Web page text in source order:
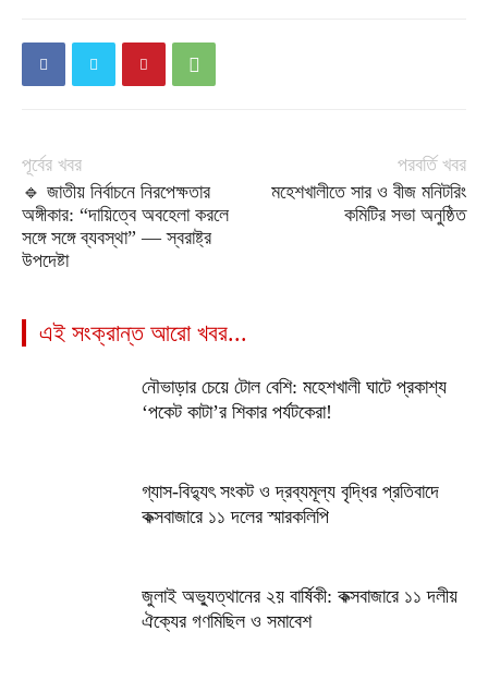
পূর্বের খবর
🔹 জাতীয় নির্বাচনে নিরপেক্ষতার
অঙ্গীকার: “দায়িত্বে অবহেলা করলে
সঙ্গে সঙ্গে ব্যবস্থা” — স্বরাষ্ট্র
উপদেষ্টা
পরবর্তি খবর
মহেশখালীতে সার ও বীজ মনিটরিং
কমিটির সভা অনুষ্ঠিত
এই সংক্রান্ত আরো খবর...
নৌভাড়ার চেয়ে টোল বেশি: মহেশখালী ঘাটে প্রকাশ্য
‘পকেট কাটা’র শিকার পর্যটকেরা!
গ্যাস-বিদ্যুৎ সংকট ও দ্রব্যমূল্য বৃদ্ধির প্রতিবাদে
কক্সবাজারে ১১ দলের স্মারকলিপি
জুলাই অভ্যুত্থানের ২য় বার্ষিকী: কক্সবাজারে ১১ দলীয়
ঐক্যের গণমিছিল ও সমাবেশ